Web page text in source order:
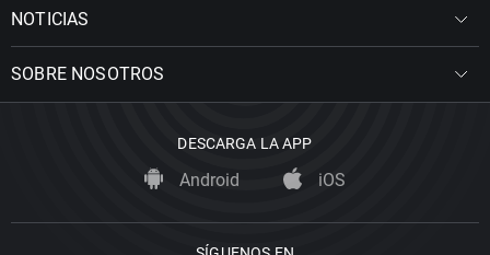
NOTICIAS
SOBRE NOSOTROS
DESCARGA LA APP
Android iOS